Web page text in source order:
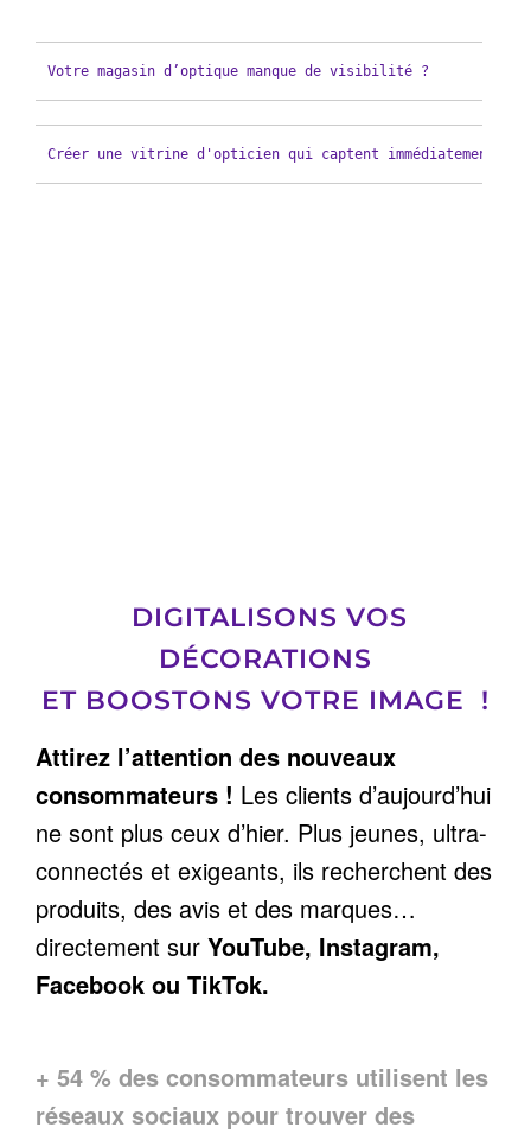
Votre magasin d’optique manque de visibilité ?
Créer une vitrine d'opticien qui captent immédiatement le
DIGITALISONS VOS
DÉCORATIONS
ET BOOSTONS VOTRE IMAGE !
Attirez l’attention des nouveaux
consommateurs ! Les clients d’aujourd’hui
ne sont plus ceux d’hier. Plus jeunes, ultra-
connectés et exigeants, ils recherchent des
produits, des avis et des marques…
directement sur YouTube, Instagram,
Facebook ou TikTok.
+ 54 % des consommateurs utilisent les
réseaux sociaux pour trouver des